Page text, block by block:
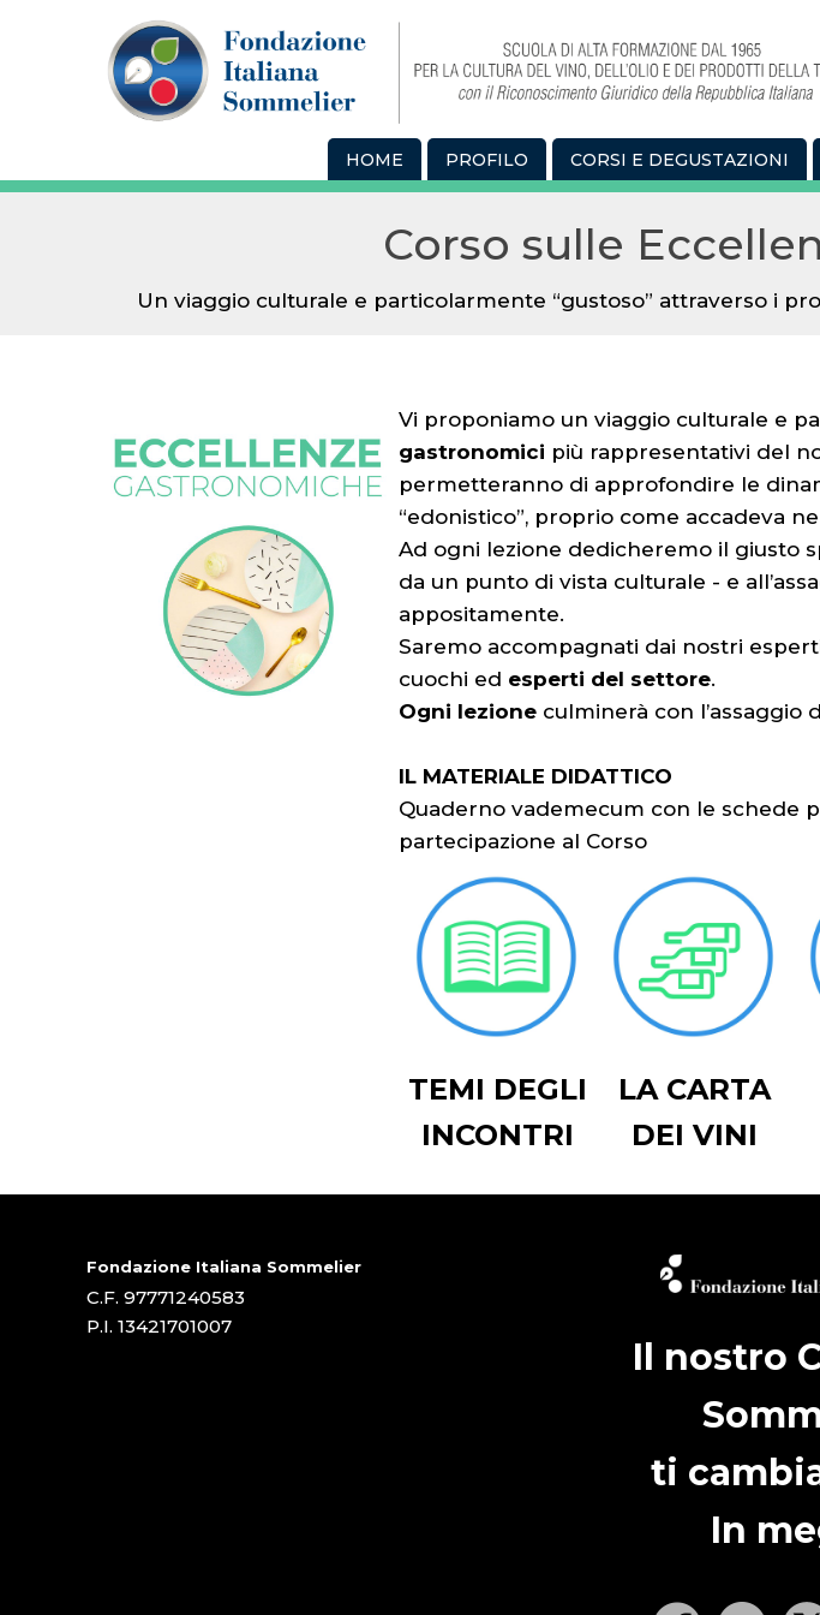
HOME PROFILO CORSI E DEGUSTAZIONI
Corso sulle
Un viaggio culturale e particolarmente “gustoso” attraverso i
Vi proponiamo un viaggio culturale e
gastronomici più rappresentativi del
permetteranno di approfondire le
“edonistico”, proprio come accadeva
Ad ogni lezione dedicheremo il giusto
da un punto di vista culturale - e
appositamente.
Saremo accompagnati dai nostri
cuochi ed esperti del settore.
Ogni lezione culminerà con l’assaggio
IL MATERIALE DIDATTICO
Quaderno vademecum con le schede
partecipazione al Corso
TEMI DEGLI
INCONTRI
LA CARTA
DEI VINI
Fondazione Italiana Sommelier
C.F. 97771240583
P.I. 13421701007
Il nostro
ti
In